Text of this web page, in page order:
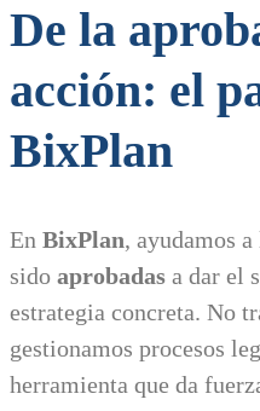
De la
acción: el
BixPlan
En BixPlan, ayudamos a
sido aprobadas a dar el
estrategia concreta. No
gestionamos procesos
herramienta que da